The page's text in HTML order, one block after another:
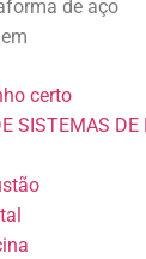
de aço
certo
SISTEMAS